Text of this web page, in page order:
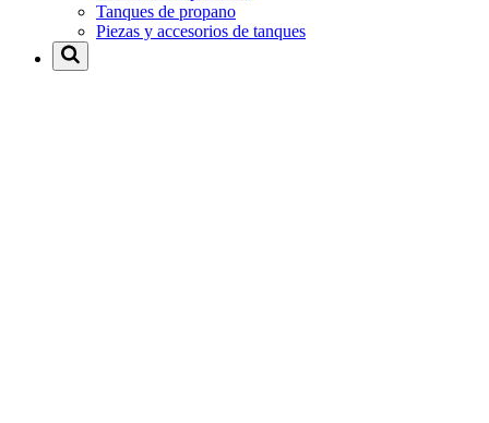
Tanques de propano
Piezas y accesorios de tanques